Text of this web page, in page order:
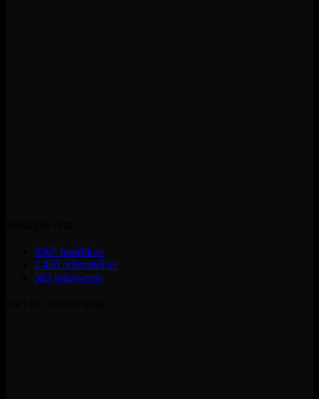
3567 fanúšikov
2 460 odberateľov
502 followerov